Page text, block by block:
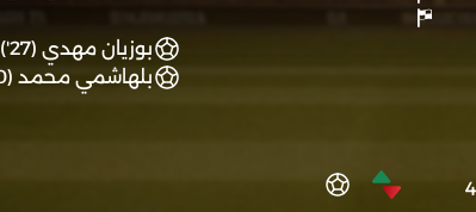
بوزيان مهدي (27')
بلهاشمي محمد (30')